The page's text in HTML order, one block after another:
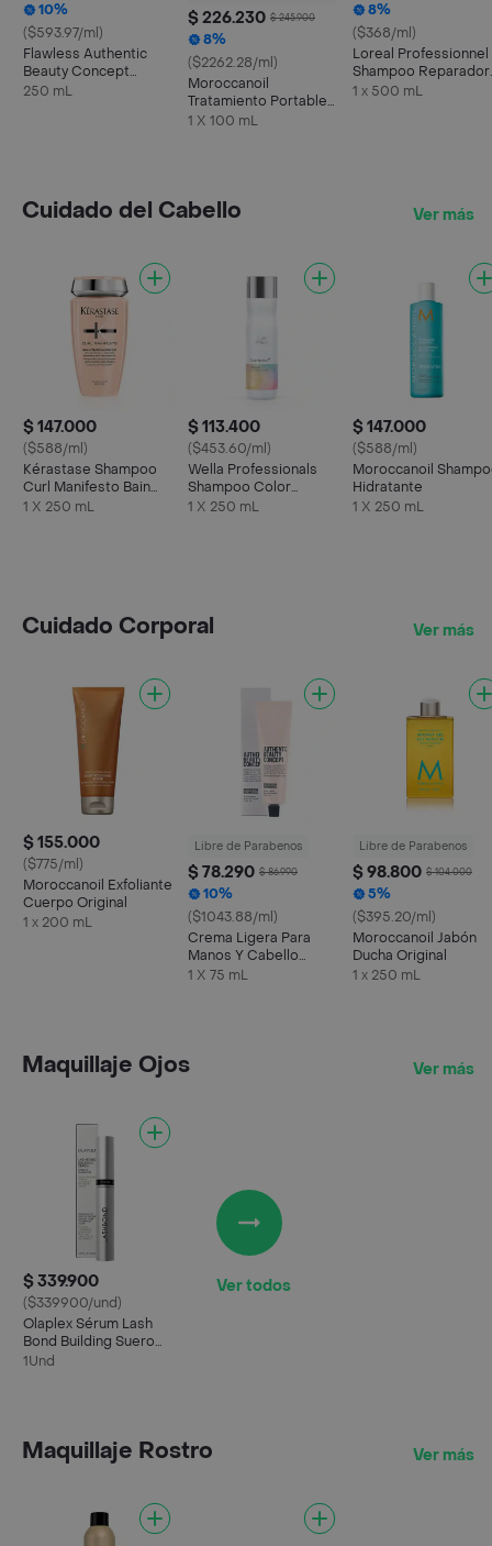
10%
($593.97/ml)
Flawless Authentic
Beauty Concept
Tratamiento Primer
250 mL
$ 226.230 $ 245.900
8%
($2262.28/ml)
Moroccanoil
Tratamiento Portable
Argán X 100 Ml
1 X 100 mL
8%
($368/ml)
Loreal Professionnel
Shampoo Reparador
Absolut Repair
1 x 500 mL
Cuidado del Cabello Ver más
$ 147.000
($588/ml)
Kérastase Shampoo
Curl Manifesto Bain
Hidratación Douceur
1 X 250 mL
$ 113.400
($453.60/ml)
Wella Professionals
Shampoo Color
Motion
1 X 250 mL
$ 147.000
($588/ml)
Moroccanoil
Hidratante
1 X 250 mL
Cuidado Corporal Ver más
$ 155.000
($775/ml)
Moroccanoil Exfoliante
Cuerpo Original
1 x 200 mL
Libre de Parabenos
$ 78.290 $ 86.990
10%
($1043.88/ml)
Crema Ligera Para
Manos Y Cabello
Authentic Beauty
1 X 75 mL
Libre de Parabenos
$ 98.800 $ 104.000
5%
($395.20/ml)
Moroccanoil Jabón
Ducha Original
1 x 250 mL
Maquillaje Ojos Ver más
$ 339.900
($339900/und)
Olaplex Sérum Lash
Bond Building Suero
Constructor Y
1Und
Ver todos
Maquillaje Rostro Ver más